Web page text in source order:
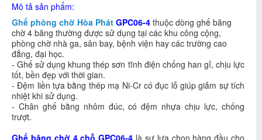
Mô tả sản phẩm:
Ghế phòng chờ Hòa Phát GPC06-4 thuộc dòng ghế băng
chờ 4 băng thường được sử dụng tại các khu công cộng,
phòng chờ nhà ga, sân bay, bệnh viện hay các trường cao
đẳng, đại học.
- Ghế sử dụng khung thép sơn tĩnh điện chống han gỉ, chịu lực
tốt, bền đẹp với thời gian.
- Đệm liền tựa bằng thép mạ Ni-Cr có đục lỗ giúp giảm sự tích
nhiệt khi sử dụng.
- Chân ghế bằng nhôm đúc, có đệm nhựa chịu lực, chống
trượt.
Ghế băng chờ 4 chỗ GPC06-4 là sự lựa chọn hàng đầu cho